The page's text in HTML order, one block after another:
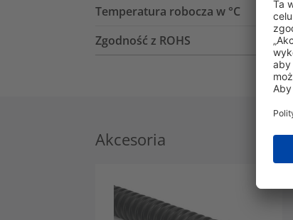
Temperatura robocza w °C
Zgodność z ROHS
Akcesoria